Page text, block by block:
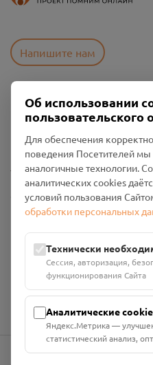
Напишите нам
Пользовательское соглашение
Политика конфиденциальности
Промо-материалы
Настройки cookies
Общество с ограниченной
Проект Помним»
Юридический адрес: 216790,
Руднянский, г. Рудня, улица
Номер счёта:
Кор. счёт:
Об использовании
пользовательского
Для обеспечения
поведения Посетителей
аналогичные технологии.
аналитических cookies
условий пользования
обработки персональных
Технически
Сессия, авторизация,
функционирования Сайта
Аналитические
Яндекс.Метрика —
статистический анализ,